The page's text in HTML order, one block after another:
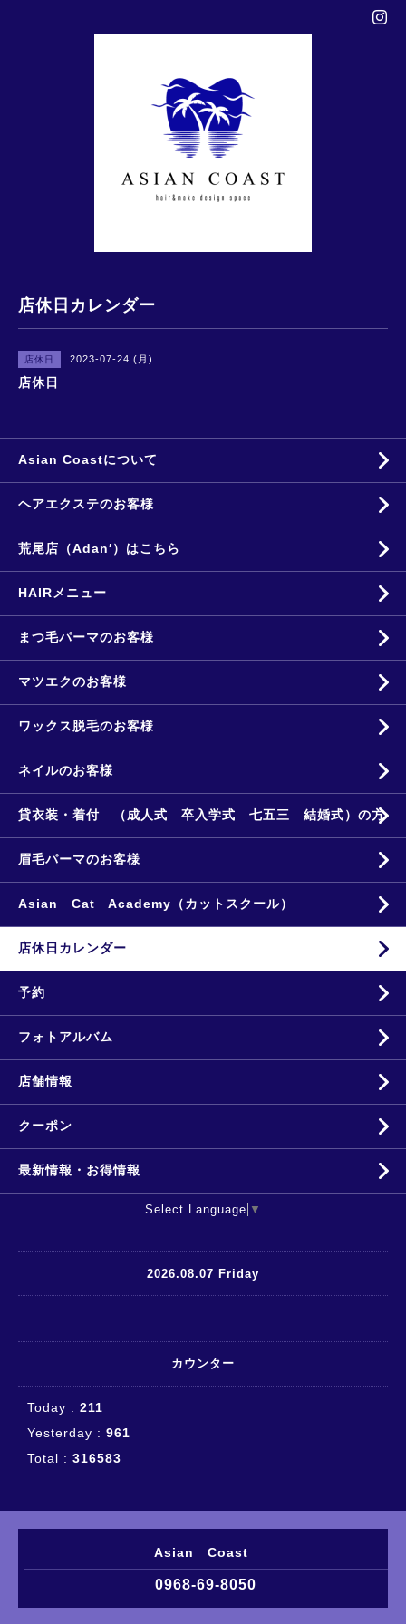
店休日カレンダー
店休日 2023-07-24 (月)
店休日
Asian Coastについて
ヘアエクステのお客様
荒尾店（Adan′）はこちら
HAIRメニュー
まつ毛パーマのお客様
マツエクのお客様
ワックス脱毛のお客様
ネイルのお客様
貸衣装・着付 （成人式 卒入学式 七五三 結婚式）の方
眉毛パーマのお客様
Asian Cat Academy（カットスクール）
店休日カレンダー
予約
フォトアルバム
店舗情報
クーポン
最新情報・お得情報
Select Language ▼
2026.08.07 Friday
カウンター
Today : 211
Yesterday : 961
Total : 316583
Asian Coast
0968-69-8050